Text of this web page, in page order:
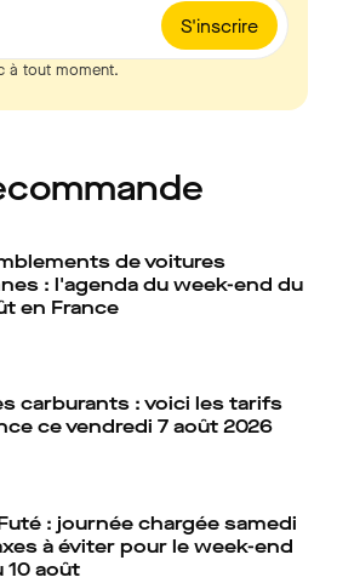
S'inscrire
à tout moment.
de voitures
: l'agenda du week-end du
en France
carburants : voici les tarifs
ce vendredi 7 août 2026
: journée chargée samedi
à éviter pour le week-end
10 août